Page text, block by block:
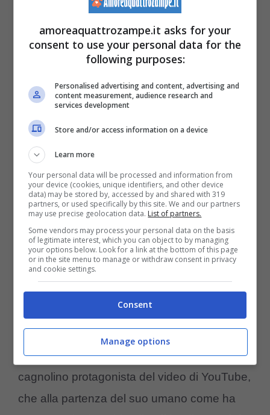
Il commovente incontro tra il soldato e il suo Dalmata
amoreaquattrozampe.it)
I cani dirazza Dalmata
contraddistinguono per una costante ricerca
d’affetto da parte della loro famiglia, alla
quale si sentono molto legati. Questa
caratteristica contraddistingue bene il
cagnolino protagonista del video di YouTube,
che alla partenza del suo umano come ha
amoreaquattrozampe.it asks for your
consent to use your personal data for the
following purposes:
Personalised advertising and content, advertising and
content measurement, audience research and
services development
Store and/or access information on a device
Learn more
Your personal data will be processed and information from
your device (cookies, unique identifiers, and other device
data) may be stored by, accessed by and shared with 319
partners, or used specifically by this site. We and our partners
may use precise geolocation data. List of partners.
Some vendors may process your personal data on the basis
of legitimate interest, which you can object to by managing
your options below. Look for a link at the bottom of this page
or in the site menu to manage or withdraw consent in privacy
and cookie settings.
Consent
Manage options